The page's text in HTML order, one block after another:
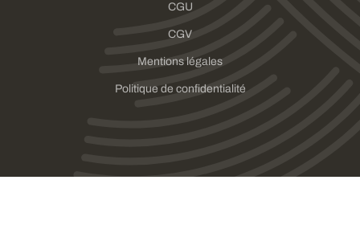
CGU
CGV
Mentions légales
Politique de confidentialité